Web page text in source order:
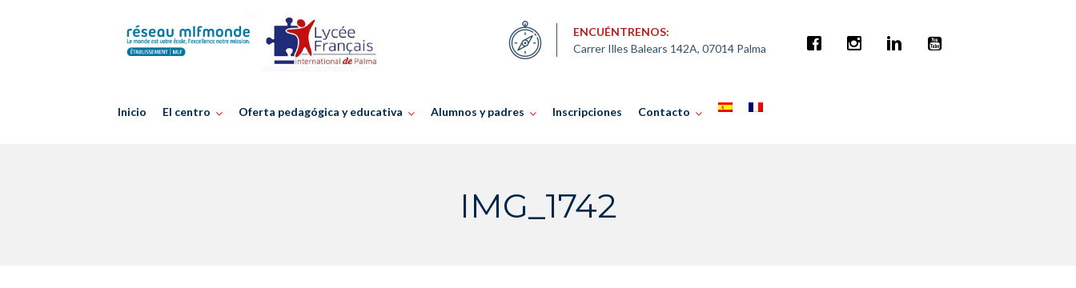
ENCUÉNTRENOS:
Carrer Illes Balears 142A, 07014 Palma
Inicio El centro Oferta pedagógica y educativa Alumnos y padres Inscripciones Contacto
IMG_1742